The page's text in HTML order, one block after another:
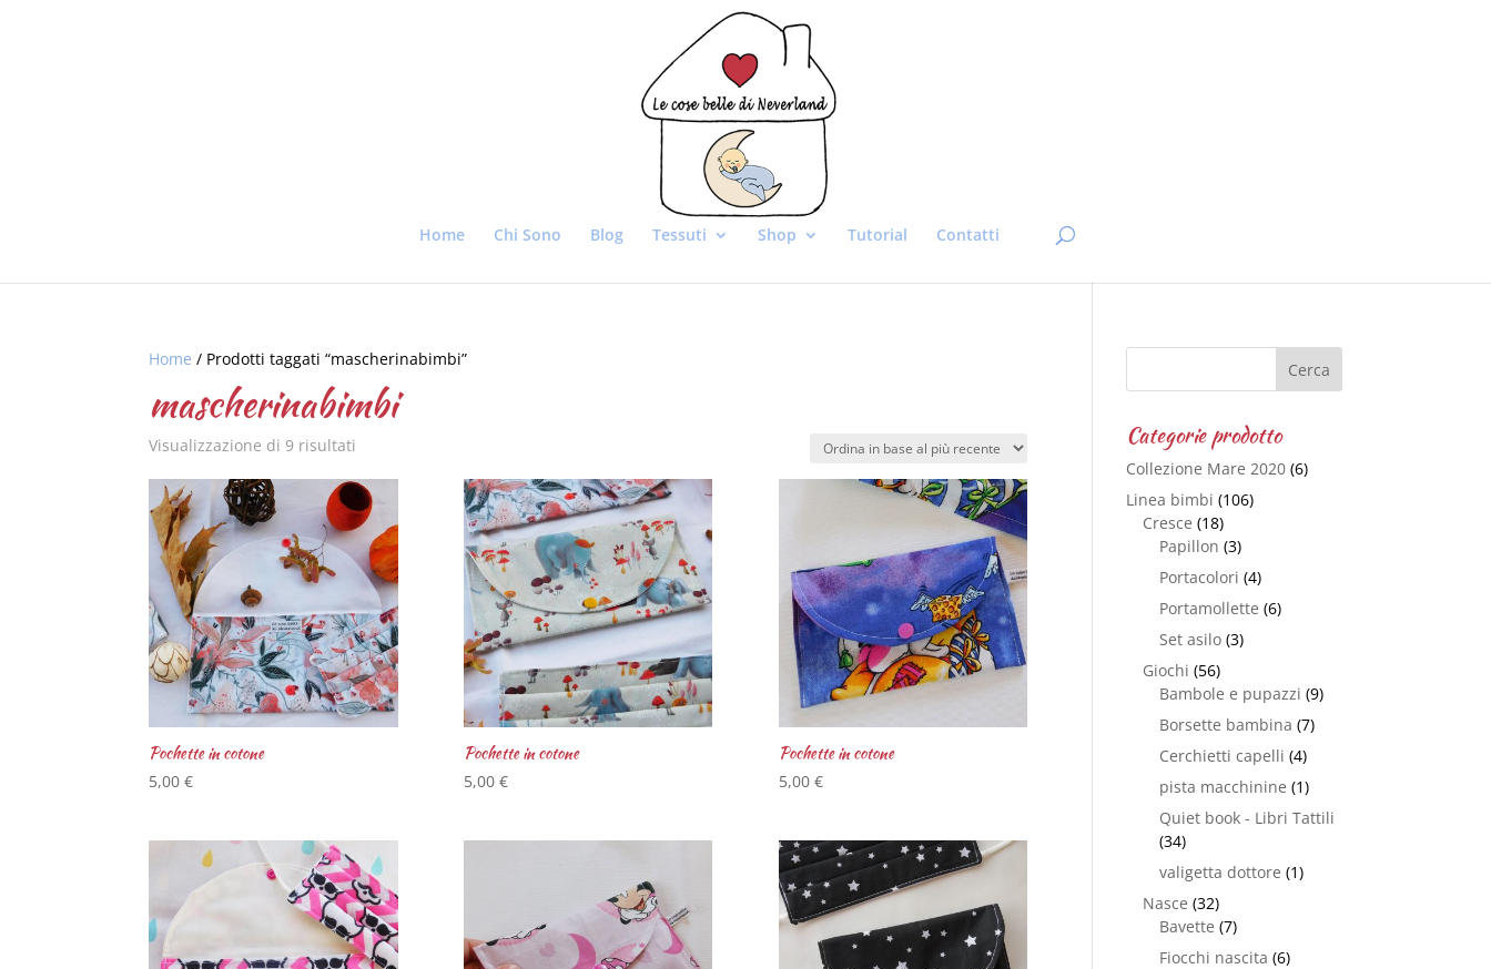
Home Chi Sono Blog Tessuti Shop Tutorial Contatti
Home / Prodotti taggati “mascherinabimbi”
mascherinabimbi
Visualizzazione di 9 risultati
Pochette in cotone
5,00€
Pochette in cotone
5,00 €
Pochette in cotone
5,00 €
Categorie prodotto
Collezione Mare 2020 (6)
Linea bimbi (106)
Cresce (18)
Papillon (3)
Portacolori (4)
Portamollette (6)
Set asilo (3)
Giochi (56)
Bambole e pupazzi (9)
Borsette bambina (7)
Cerchietti capelli (4)
pista macchinine (1)
Quiet book - Libri Tattili
(34)
valigetta dottore (1)
Nasce (32)
Bavette (7)
Fiocchi nascita (6)